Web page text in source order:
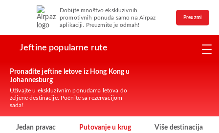
Dobijte mnoštvo ekskluzivnih
promotivnih ponuda samo na Airpaz
aplikaciji. Preuzmite je odmah!
Preuzmi
Jeftine popularne rute
Pronađite jeftine letove iz Hong Kong u
Johannesburg
Uživajte u ekskluzivnim ponudama letova do
željene destinacije. Počnite sa rezervacijom
sada!
Jedan pravac Putovanje u krug Više destinacija